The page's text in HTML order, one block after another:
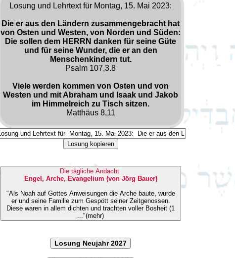
Losung und Lehrtext für Montag, 15. Mai 2023:
Die er aus den Ländern zusammengebracht hat
von Osten und Westen, von Norden und Süden:
Die sollen dem HERRN danken für seine Güte
und für seine Wunder, die er an den
Menschenkindern tut.
Psalm 107,3.8
Viele werden kommen von Osten und von
Westen und mit Abraham und Isaak und Jakob
im Himmelreich zu Tisch sitzen.
Matthäus 8,11
Losung kopieren
Die tägliche Andacht
Engel, Arche, Evangelium (von Jörg Bauer)
"Als Noah auf Gottes Anweisungen die Arche baute, wurde
er und seine Familie zum Gespött seiner Zeitgenossen.
Diese waren in allem dichten und trachten voller Bosheit (1
..."(mehr)
Losung Neujahr 2027